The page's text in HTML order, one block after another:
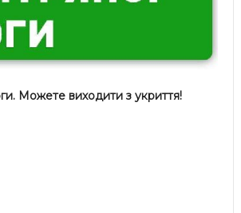
Можете виходити з укриття!